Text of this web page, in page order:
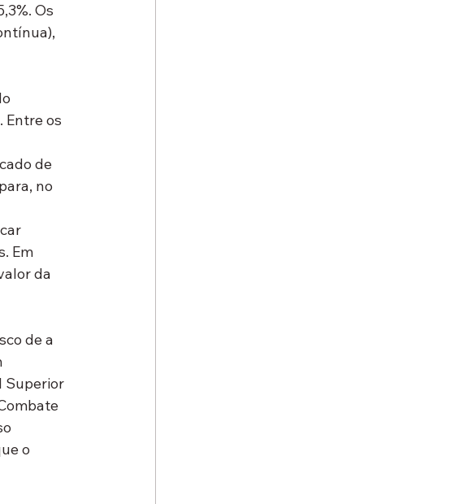
Os
Entre os
de
no
Em
da
de a
Superior
o